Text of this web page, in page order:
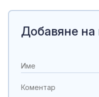
Добавяне на